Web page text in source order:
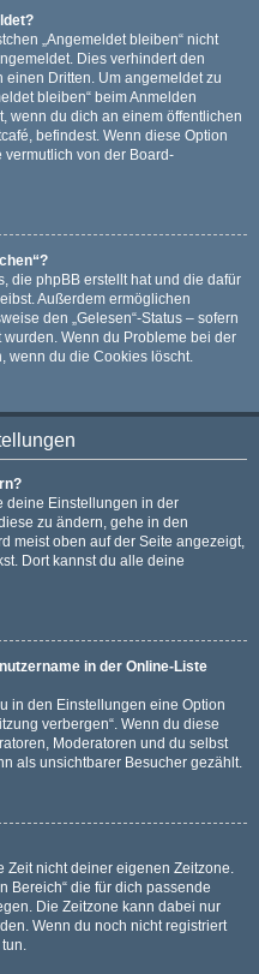
„Angemeldet bleiben“ nicht
Dies verhindert den
einen Dritten. Um angemeldet zu
bleiben“ beim Anmelden
wenn du dich an einem öffentlichen
befindest. Wenn diese Option
vermutlich von der Board-
die phpBB erstellt hat und die dafür
Außerdem ermöglichen
den „Gelesen“-Status – sofern
Wenn du Probleme bei der
wenn du die Cookies löscht.
deine Einstellungen in der
zu ändern, gehe in den
meist oben auf der Seite angezeigt,
Dort kannst du alle deine
in der Online-Liste
in den Einstellungen eine Option
verbergen“. Wenn du diese
Moderatoren und du selbst
als unsichtbarer Besucher gezählt.
Zeit nicht deiner eigenen Zeitzone.
Bereich“ die für dich passende
Die Zeitzone kann dabei nur
Wenn du noch nicht registriert